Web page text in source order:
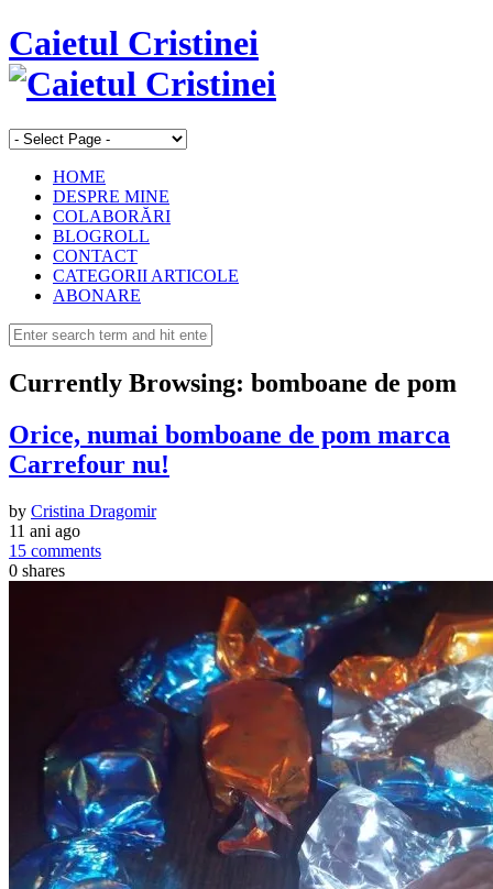
Caietul Cristinei
HOME
DESPRE MINE
COLABORĂRI
BLOGROLL
CONTACT
CATEGORII ARTICOLE
ABONARE
Currently Browsing: bomboane de pom
Orice, numai bomboane de pom marca
Carrefour nu!
by Cristina Dragomir
11 ani ago
15 comments
0 shares